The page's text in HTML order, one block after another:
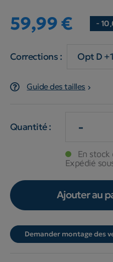
59,99 € -
Corrections :
Guide des tailles
Quantité : -
En
Expédié
Ajouter au
Demander montage des